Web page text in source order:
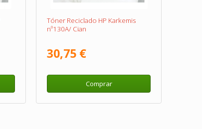
Tóner Reciclado HP Karkemis
nº130A/ Cian
30,75 €
Comprar